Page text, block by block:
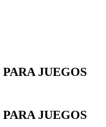
JUEGOS
JUEGOS